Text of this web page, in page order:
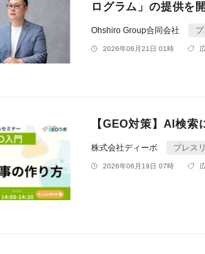
ログラム」の提供を
Ohshiro Group合同会社
2026年06月21日 01時
【GEO対策】AI検
株式会社ディーボ プレス
2026年06月19日 07時